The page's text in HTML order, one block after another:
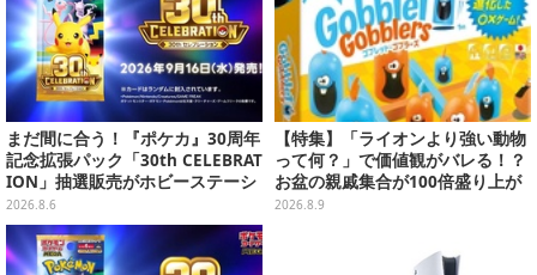
談会】
まだ間に合う！『ポケカ』30周年
記念拡張パック「30th CELEBRAT
ION」抽選販売がホビーステーシ
ョンで実施中、8月6日まで
2026.8.6
【特集】「ライオンより強い動物
って何？」で価値観がバレる！？
お盆の親戚集合が100倍盛り上が
るおすすめボードゲーム5選
2026.8.9